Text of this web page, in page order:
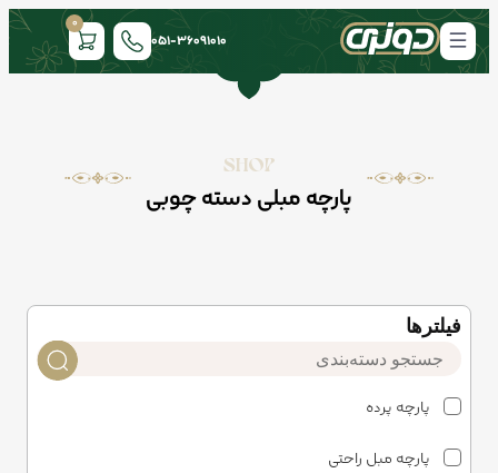
051-36091010
0
SHOP
پارچه مبلی دسته چوبی
فیلتر‌ها
پارچه پرده
پارچه مبل راحتی